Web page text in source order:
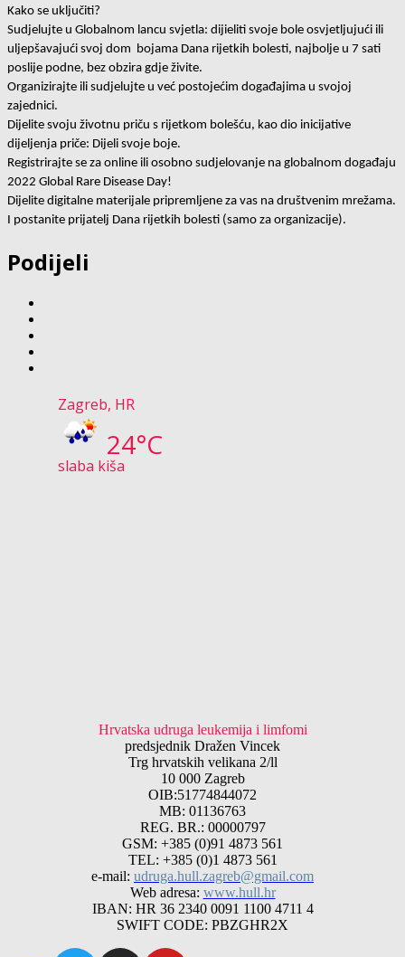
Kako se uključiti?
Sudjelujte u Globalnom lancu svjetla: dijieliti svoje bole osvjetljujući ili
uljepšavajući svoj dom  bojama Dana rijetkih bolesti, najbolje u 7 sati
poslije podne, bez obzira gdje živite.
Organizirajte ili sudjelujte u već postojećim događajima u svojoj
zajednici.
Dijelite svoju životnu priču s rijetkom bolešću, kao dio inicijative
dijeljenja priče: Dijeli svoje boje.
Registrirajte se za online ili osobno sudjelovanje na globalnom događaju
2022 Global Rare Disease Day!
Dijelite digitalne materijale pripremljene za vas na društvenim mrežama.
I postanite prijatelj Dana rijetkih bolesti (samo za organizacije).
Podijeli
Zagreb, HR
24°C
slaba kiša
Hrvatska udruga leukemija i limfomi
predsjednik Dražen Vincek
Trg hrvatskih velikana 2/ll
10 000 Zagreb
OIB:51774844072
MB: 01136763
REG. BR.: 00000797
GSM: +385 (0)91 4873 561
TEL: +385 (0)1 4873 561
e-mail: udruga.hull.zagreb@gmail.com
Web adresa: www.hull.hr
IBAN: HR 36 2340 0091 1100 4711 4
SWIFT CODE: PBZGHR2X